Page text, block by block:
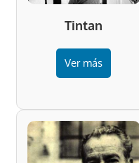
Tintan
Ver más